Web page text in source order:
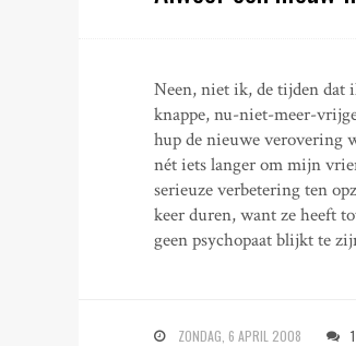
Neen, niet ik, de tijden dat
knappe, nu-niet-meer-
hup de nieuwe verovering
nét iets langer om mijn
serieuze verbetering ten
keer duren, want ze heeft
geen psychopaat blijkt te
ZONDAG, 6 APRIL 2008